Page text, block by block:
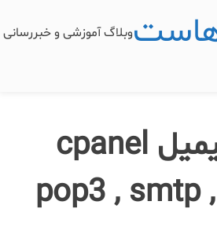
وبلاگ آموزشی و
تنظیمات ایمیل cpanel
(تنظیمات pop3 , smtp ,